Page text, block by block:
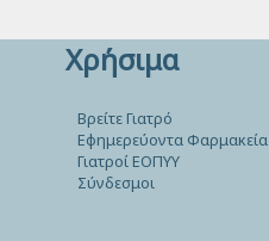
Χρήσιμα
Βρείτε Γιατρό
Εφημερεύοντα Φαρμακεία
Γιατροί ΕΟΠΥΥ
Σύνδεσμοι